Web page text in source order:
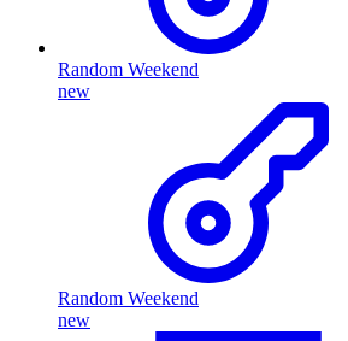
Random Weekend
new
Random Weekend
new